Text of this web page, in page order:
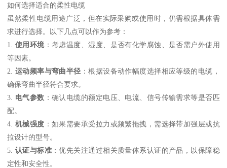
如何选择适合的柔性电缆
虽然柔性电缆用途广泛，但在实际采购或使用时，仍需根据具体需
求进行选择。以下几点可以作为参考：
1. 使用环境 ：考虑温度、湿度、是否有化学腐蚀、是否需户外使用
等因素。
2. 运动频率与弯曲半径 ：根据设备动作幅度选择相应等级的电缆，
确保弯曲半径符合要求。
3. 电气参数 ：确认电缆的额定电压、电流、信号传输需求等是否匹
配。
4. 机械强度 ：如果需要承受拉力或频繁拖拽，需选择带加强层或抗
拉设计的型号。
5. 认证与标准 ：优先关注通过相关质量体系认证的产品，以保障稳
定性和安全性。